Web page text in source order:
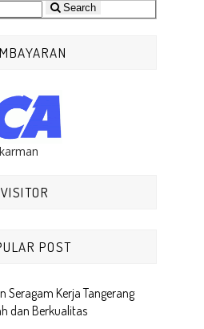
Search
VISITOR
POST
Seragam Kerja Tangerang
dan Berkualitas